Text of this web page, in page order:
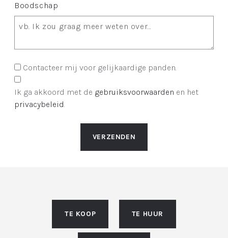
Boodschap
Contacteer mij voor gelijkaardige panden.
Ik ga akkoord met de gebruiksvoorwaarden en het
privacybeleid.
VERZENDEN
TE KOOP TE HUUR